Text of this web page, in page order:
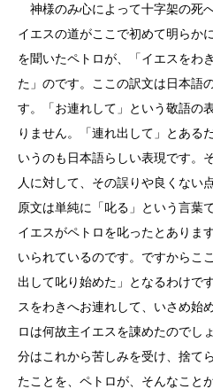
神様のみ心によって十字架の死
イエスの道がここで初めて明らか
を聞いたペトロが、「イエスをわ
た」のです。ここの訳文は日本語
す。「お連れして」という敬語の
りません。「連れ出して」とある
いうのも日本語らしい表現です。
人に対して、その誤りや良くない
原文は単純に「叱る」という言葉
イエスがペトロを叱ったとありま
いられているのです。ですからこ
出して叱り始めた」となるわけで
スをわきへお連れして、いさめ始
ロは何故主イエスを諌めたのでし
分はこれから苦しみを受け、捨て
たことを、ペトロが、そんなこと